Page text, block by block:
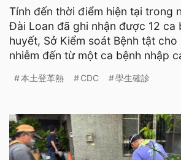
Tính đến thời điểm hiện tại trong
Đài Loan đã ghi nhận được 12 ca
huyết, Sở Kiểm soát Bệnh tật
nhiễm đến từ một ca bệnh nhập
本土登革熱 CDC 學生確診